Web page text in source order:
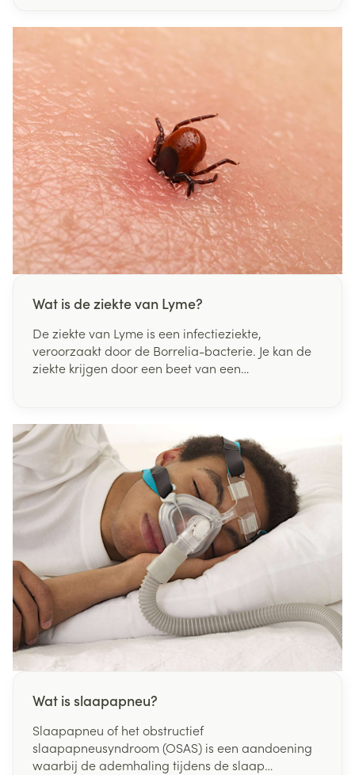
Wat is de ziekte van Lyme?
De ziekte van Lyme is een infectieziekte,
veroorzaakt door de Borrelia-bacterie. Je kan de
ziekte krijgen door een beet van een
Wat is slaapapneu?
Slaapapneu of het obstructief
slaapapneusyndroom (OSAS) is een aandoening
waarbij de ademhaling tijdens de slaap